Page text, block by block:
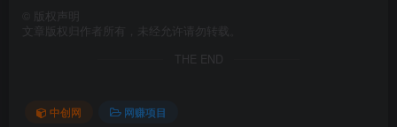
版权声明
文章版权归作者所有，未经允许请勿转载。
THE END
中创网 网赚项目